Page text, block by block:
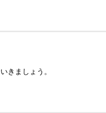
きましょう。